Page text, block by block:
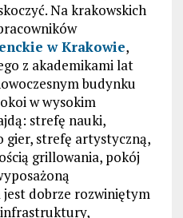
Na krakowskich
w Krakowie,
z akademikami lat
budynku
w wysokim
strefę nauki,
gier, strefę artystyczną,
grillowania, pokój
jest dobrze rozwiniętym